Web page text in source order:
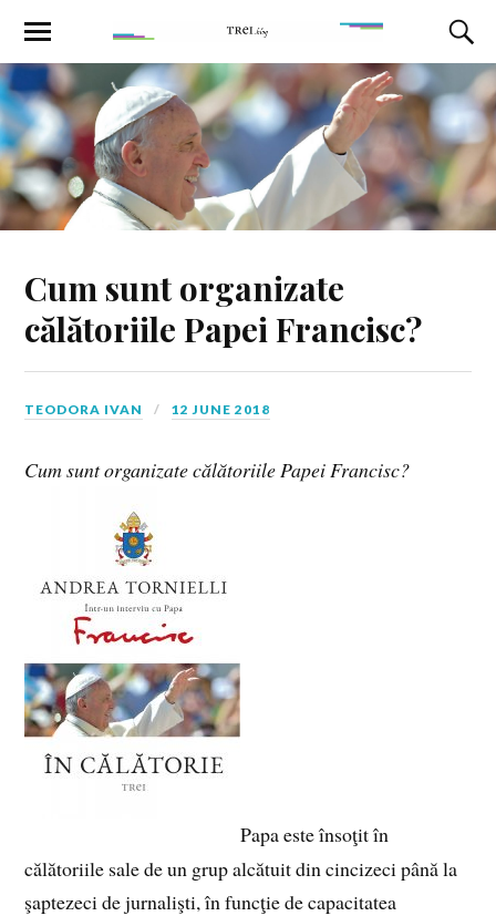
Cum sunt organizate
călătoriile Papei Francisc?
TEODORA IVAN 12 JUNE 2018
Cum sunt organizate călătoriile Papei Francisc?
Papa este însoţit în
călătoriile sale de un grup alcătuit din cincizeci până la
şaptezeci de jurnalişti, în funcţie de capacitatea